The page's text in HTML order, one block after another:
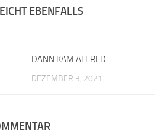
EBENFALLS
DANN KAM ALFRED
DEZEMBER 3, 2021